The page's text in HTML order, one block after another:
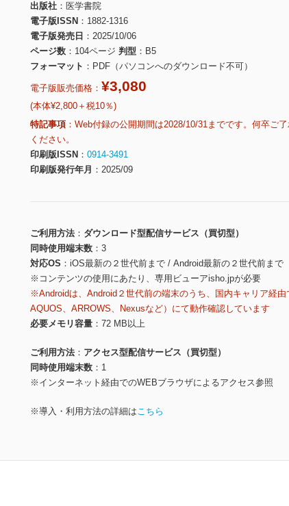
出版社
医学書院
電子版ISSN
1882-1316
電子版発売日
2025/10/06
ページ数
104ページ 判型
B5
フォーマット
PDF（パソコンへのダウンロード不可）
電子版販売価格： ¥3,080
(本体¥2,800＋税10％)
特記事項
Web付録の公開期間は2028/10/31までです。何卒ご
ください。
印刷版ISSN
0914-3491
印刷版発行年月
2025/09
ご利用方法
ダウンロード型配信サービス（買切型）
同時使用端末数
3
対応OS
iOS最新の２世代前まで / Android最新の２世代前まで
※コンテンツの使用にあたり、専用ビューアisho.jpが必要
※Androidは、Android２世代前の端末のうち、国内キャリア経由
AQUOS、ARROWS、Nexusなど）にて動作確認しています
必要メモリ容量
72 MB以上
ご利用方法
アクセス型配信サービス（買切型）
同時使用端末数
1
※インターネット経由でのWEBブラウザによるアクセス参照
※導入・利用方法の詳細はこちら